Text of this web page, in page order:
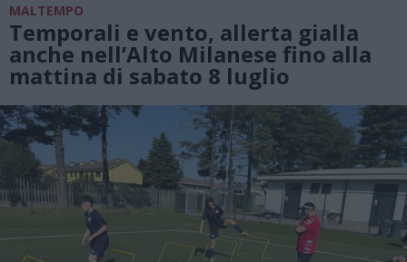
MALTEMPO
Temporali e vento, allerta gialla
anche nell’Alto Milanese fino alla
mattina di sabato 8 luglio